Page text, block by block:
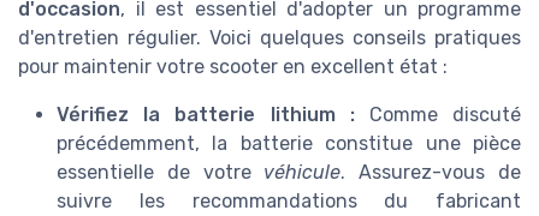
d'occasion, il est essentiel d'adopter un programme
d'entretien régulier. Voici quelques conseils pratiques
pour maintenir votre scooter en excellent état :
Vérifiez la batterie lithium :Comme discuté
précédemment, la batterie constitue une pièce
essentielle de votre véhicule. Assurez-vous de
suivre les recommandations du fabricant